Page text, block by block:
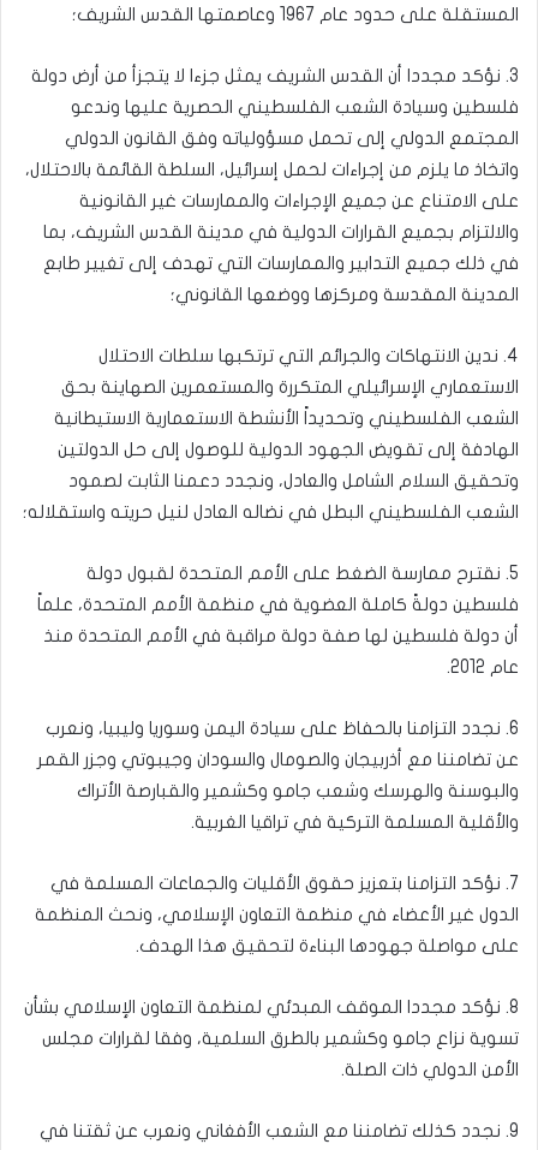
المستقلة على حدود عام 1967 وعاصمتها القدس الشريف؛
3. نؤكد مجددا أن القدس الشريف يمثل جزءا لا يتجزأ من أرض دولة
فلسطين وسيادة الشعب الفلسطيني الحصرية عليها وندعو
المجتمع الدولي إلى تحمل مسؤولياته وفق القانون الدولي
واتخاذ ما يلزم من إجراءات لحمل إسرائيل، السلطة القائمة بالاحتلال،
على الامتناع عن جميع الإجراءات والممارسات غير القانونية
والالتزام بجميع القرارات الدولية في مدينة القدس الشريف، بما
في ذلك جميع التدابير والممارسات التي تهدف إلى تغيير طابع
المدينة المقدسة ومركزها ووضعها القانوني؛
4. ندين الانتهاكات والجرائم التي ترتكبها سلطات الاحتلال
الاستعماري الإسرائيلي المتكررة والمستعمرين الصهاينة بحق
الشعب الفلسطيني وتحديداً الأنشطة الاستعمارية الاستيطانية
الهادفة إلى تقويض الجهود الدولية للوصول إلى حل الدولتين
وتحقيق السلام الشامل والعادل، ونجدد دعمنا الثابت لصمود
الشعب الفلسطيني البطل في نضاله العادل لنيل حريته واستقلاله؛
5. نقترح ممارسة الضغط على الأمم المتحدة لقبول دولة
فلسطين دولةً كاملة العضوية في منظمة الأمم المتحدة، علماً
أن دولة فلسطين لها صفة دولة مراقبة في الأمم المتحدة منذ
عام 2012.
6. نجدد التزامنا بالحفاظ على سيادة اليمن وسوريا وليبيا، ونعرب
عن تضامننا مع أذربيجان والصومال والسودان وجيبوتي وجزر القمر
والبوسنة والهرسك وشعب جامو وكشمير والقبارصة الأتراك
والأقلية المسلمة التركية في تراقيا الغربية.
7. نؤكد التزامنا بتعزيز حقوق الأقليات والجماعات المسلمة في
الدول غير الأعضاء في منظمة التعاون الإسلامي، ونحث المنظمة
على مواصلة جهودها البناءة لتحقيق هذا الهدف.
8. نؤكد مجددا الموقف المبدئي لمنظمة التعاون الإسلامي بشأن
تسوية نزاع جامو وكشمير بالطرق السلمية، وفقا لقرارات مجلس
الأمن الدولي ذات الصلة.
9. نجدد كذلك تضامننا مع الشعب الأفغاني ونعرب عن ثقتنا في